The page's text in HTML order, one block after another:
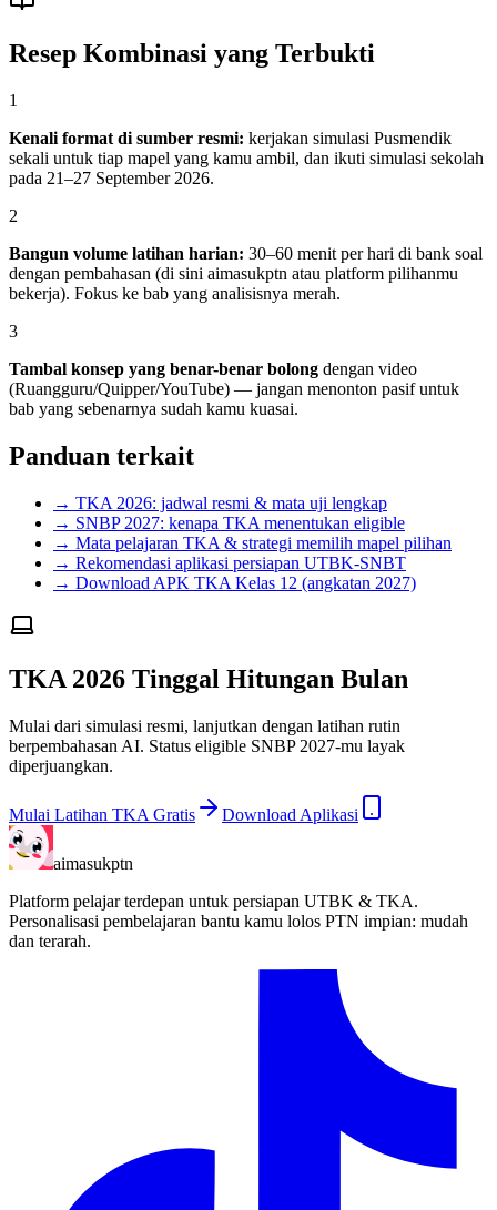
Resep Kombinasi yang Terbukti
1
Kenali format di sumber resmi: kerjakan simulasi Pusmendik
sekali untuk tiap mapel yang kamu ambil, dan ikuti simulasi sekolah
pada 21–27 September 2026.
2
Bangun volume latihan harian: 30–60 menit per hari di bank soal
dengan pembahasan (di sini aimasukptn atau platform pilihanmu
bekerja). Fokus ke bab yang analisisnya merah.
3
Tambal konsep yang benar-benar bolong dengan video
(Ruangguru/Quipper/YouTube) — jangan menonton pasif untuk
bab yang sebenarnya sudah kamu kuasai.
Panduan terkait
→ TKA 2026: jadwal resmi & mata uji lengkap
→ SNBP 2027: kenapa TKA menentukan eligible
→ Mata pelajaran TKA & strategi memilih mapel pilihan
→ Rekomendasi aplikasi persiapan UTBK-SNBT
→ Download APK TKA Kelas 12 (angkatan 2027)
TKA 2026 Tinggal Hitungan Bulan
Mulai dari simulasi resmi, lanjutkan dengan latihan rutin
berpembahasan AI. Status eligible SNBP 2027-mu layak
diperjuangkan.
Mulai Latihan TKA Gratis Download Aplikasi
aimasukptn
Platform pelajar terdepan untuk persiapan UTBK & TKA.
Personalisasi pembelajaran bantu kamu lolos PTN impian: mudah
dan terarah.